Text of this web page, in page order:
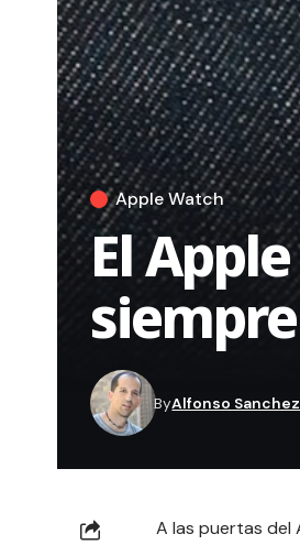
Apple Watch
El
ByAlfonso
A las puertas del